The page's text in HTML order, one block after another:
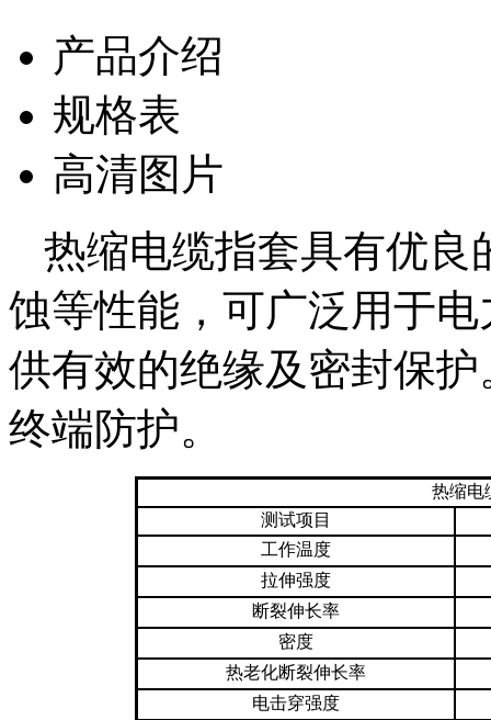
产品介绍
规格表
高清图片
热缩电缆指套具有优良
蚀等性能，可广泛用于
供有效的绝缘及密封保护
终端防护。
热缩电
测试项目
工作温度
拉伸强度
断裂伸长率
密度
热老化断裂伸长率
电击穿强度